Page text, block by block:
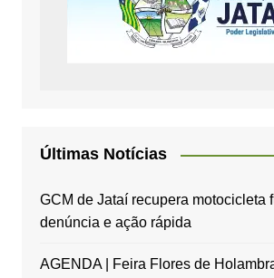
Últimas Notícias
GCM de Jataí recupera motocicleta
denúncia e ação rápida
AGENDA | Feira Flores de